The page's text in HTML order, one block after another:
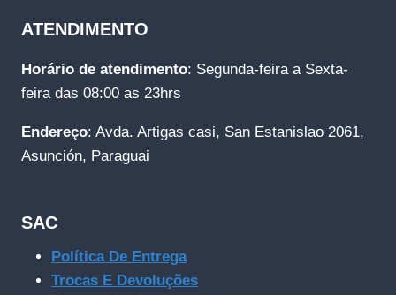
ATENDIMENTO
Horário de atendimento: Segunda-feira a Sexta-
feira das 08:00 as 23hrs
Endereço: Avda. Artigas casi, San Estanislao 2061,
Asunción, Paraguai
SAC
Política De Entrega
Trocas E Devoluções